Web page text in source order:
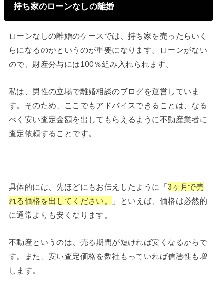
持ち家のローンなしの離婚
ローンなしの離婚のケースでは、持ち家を売ったらいく
らになるのかというのが重要になります。ローンがない
ので、財産分与には100％組み入れられます。
私は、男性の立場で離婚相談のブログを運営していま
す。そのため、ここでもアドバイスできることは、なる
べく安い査定金額を出してもらえるように不動産業者に
査定依頼することです。
具体的には、先ほどにもお伝えしたように「3ヶ月で売
れる価格を出してください。
」といえば、価格は必然的
に通常よりも安くなります。
不動産というのは、売る期間が短ければ安くなるからで
す。また、安い査定価格を数社もっていれば信憑性も増
します。